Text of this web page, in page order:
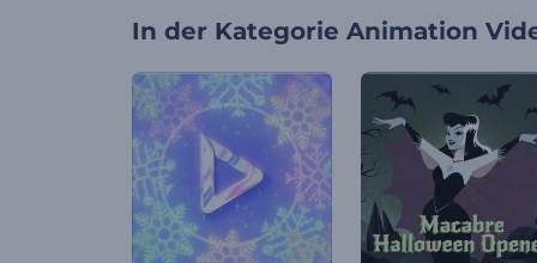
In der Kategorie Animation